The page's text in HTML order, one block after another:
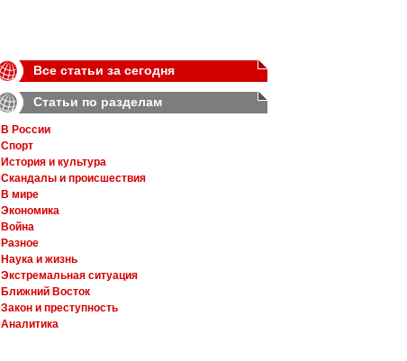
Все статьи за сегодня
Статьи по разделам
В России
Спорт
История и культура
Скандалы и происшествия
В мире
Экономика
Война
Разное
Наука и жизнь
Экстремальная ситуация
Ближний Восток
Закон и преступность
Аналитика